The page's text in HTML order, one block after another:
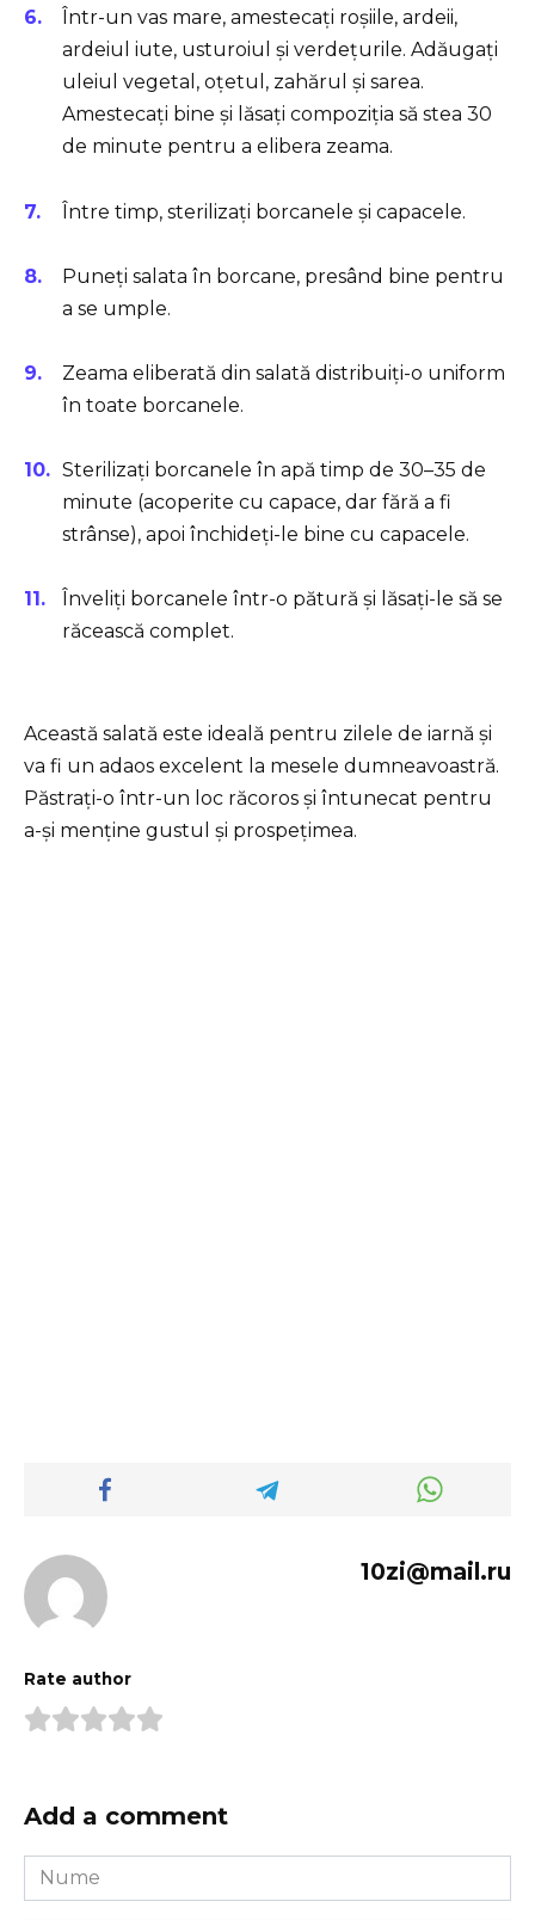
Într-un vas mare, amestecați roșiile, ardeii,
ardeiul iute, usturoiul și verdețurile. Adăugați
uleiul vegetal, oțetul, zahărul și sarea.
Amestecați bine și lăsați compoziția să stea 30
de minute pentru a elibera zeama.
Între timp, sterilizați borcanele și capacele.
Puneți salata în borcane, presând bine pentru
a se umple.
Zeama eliberată din salată distribuiți-o uniform
în toate borcanele.
Sterilizați borcanele în apă timp de 30–35 de
minute (acoperite cu capace, dar fără a fi
strânse), apoi închideți-le bine cu capacele.
Înveliți borcanele într-o pătură și lăsați-le să se
răcească complet.
Această salată este ideală pentru zilele de iarnă și
va fi un adaos excelent la mesele dumneavoastră.
Păstrați-o într-un loc răcoros și întunecat pentru
a-și menține gustul și prospețimea.
10zi@mail.ru
Rate author
Add a comment
Nume
*